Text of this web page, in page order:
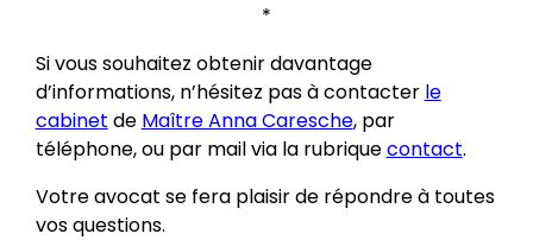
*
Si vous souhaitez obtenir davantage
d’informations, n’hésitez pas à contacter le
cabinet de Maître Anna Caresche, par
téléphone, ou par mail via la rubriquecontact.
Votre avocat se fera plaisir de répondre à toutes
vos questions.